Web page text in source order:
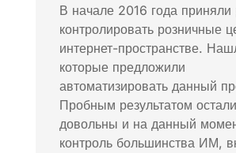
В начале 2016 года
контролировать розничные
интернет-пространстве.
которые предложили
автоматизировать данный
Пробным результатом
довольны и на данный
контроль большинства ИМ,